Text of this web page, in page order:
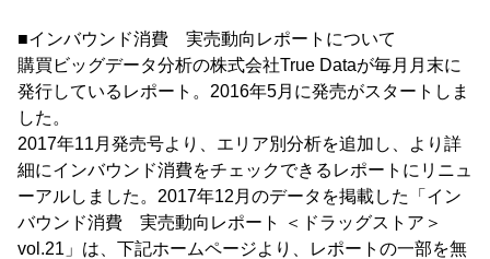
■インバウンド消費 実売動向レポートについて
購買ビッグデータ分析の株式会社True Dataが毎月月末に
発行しているレポート。2016年5月に発売がスタートしま
した。
2017年11月発売号より、エリア別分析を追加し、より詳
細にインバウンド消費をチェックできるレポートにリニュ
ーアルしました。2017年12月のデータを掲載した「イン
バウンド消費 実売動向レポート ＜ドラッグストア＞
vol.21」は、下記ホームページより、レポートの一部を無